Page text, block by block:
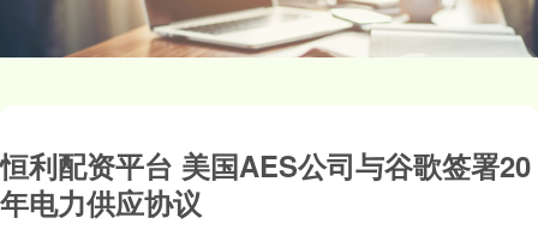
恒利配资平台 美国AES公司与谷歌签署20
年电力供应协议